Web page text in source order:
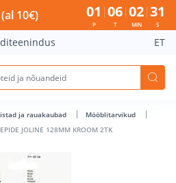
KROOM 2TK - Bauhof has
10€) 01
P
06
T
02
MIN
30
S
ET
ja rauakaubad
Mööblitarvikud
JOLINE 128MM KROOM 2TK